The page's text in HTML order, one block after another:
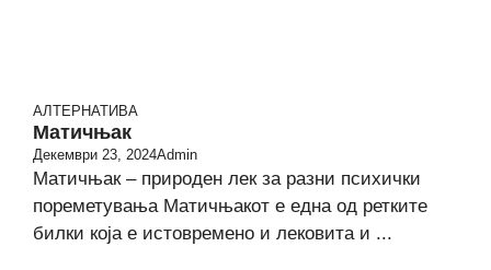
АЛТЕРНАТИВА
Матичњак
Декември 23, 2024Admin
Матичњак – природен лек за разни психички
пореметувања Матичњакот е една од ретките
билки која е истовремено и лековита и ...